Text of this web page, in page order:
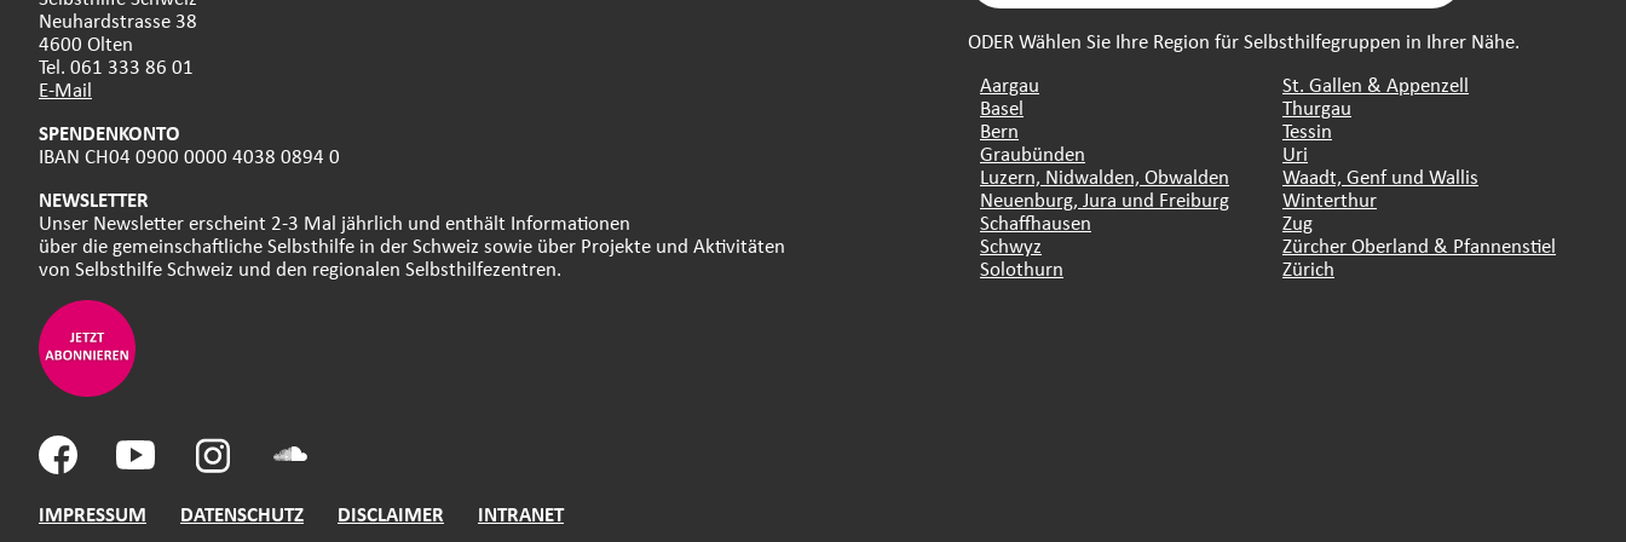
Neuhardstrasse 38
4600 Olten
Tel. 061 333 86 01
E-Mail
SPENDENKONTO
IBAN CH04 0900 0000 4038 0894 0
NEWSLETTER
Unser Newsletter erscheint 2-3 Mal jährlich und enthält Informationen
über die gemeinschaftliche Selbsthilfe in der Schweiz sowie über Projekte und Aktivitäten
von Selbsthilfe Schweiz und den regionalen Selbsthilfezentren.
IMPRESSUM DATENSCHUTZ DISCLAIMER INTRANET
ODER Wählen Sie Ihre Region für Selbsthilfegruppen in Ihrer Nähe.
Aargau
Basel
Bern
Graubünden
Luzern, Nidwalden, Obwalden
Neuenburg, Jura und Freiburg
Schaffhausen
Schwyz
Solothurn
St. Gallen & Appenzell
Thurgau
Tessin
Uri
Waadt, Genf und Wallis
Winterthur
Zug
Zürcher Oberland & Pfannenstiel
Zürich